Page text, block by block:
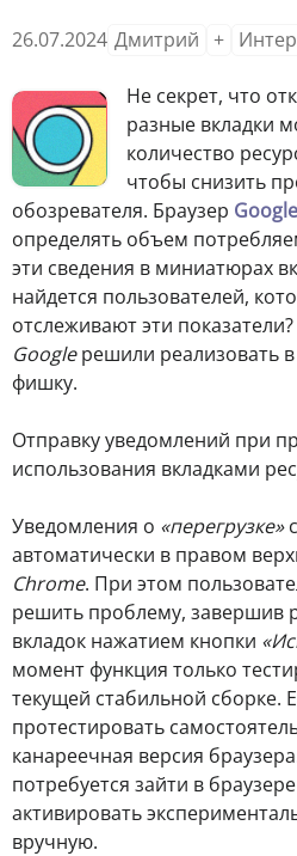
26.07.2024 Дмитрий +
Не секрет, что
разные вкладки
количество
чтобы снизить
обозревателя. Браузер
определять объем
эти сведения в миниатюрах
найдется пользователей,
отслеживают эти
Googleрешили реализовать в
фишку.
Отправку уведомлений при
использования вкладками
Уведомления о «перегрузке»
автоматически в правом
Chrome. При этом
решить проблему, завершив
вкладок нажатием кнопки
момент функция только
текущей стабильной сборке.
протестировать
канареечная версия
потребуется зайти в
активировать
вручную.